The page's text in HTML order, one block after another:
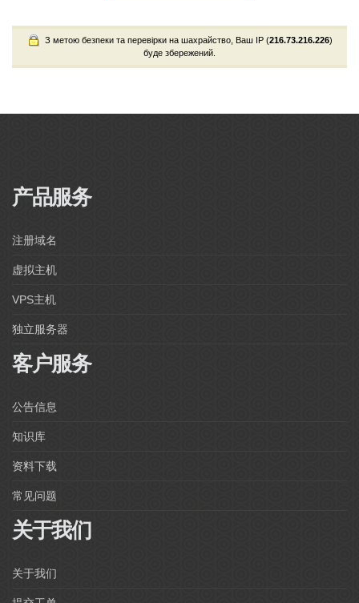
З метою безпеки та перевірки на шахрайство, Ваш IP (216.73.216.226)
буде збережений.
产品服务
注册域名
虚拟主机
VPS主机
独立服务器
客户服务
公告信息
知识库
资料下载
常见问题
关于我们
关于我们